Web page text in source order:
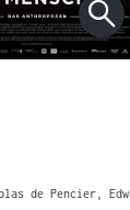
de Pencier,